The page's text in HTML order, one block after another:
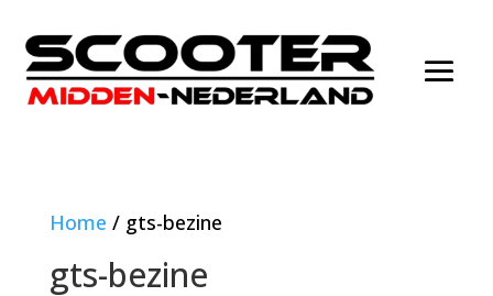
Home / gts-bezine
gts-bezine